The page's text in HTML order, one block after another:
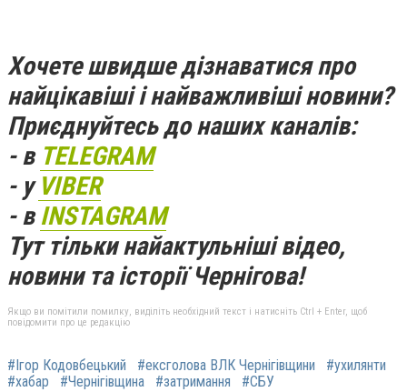
Хочете швидше дізнаватися про
найцікавіші і найважливіші новини?
Приєднуйтесь до наших каналів:
- в TELEGRAM
- у VIBER
- вINSTAGRAM
Тут тільки найактульніші відео,
новини та історії Чернігова!
Якщо ви помітили помилку, виділіть необхідний текст і натисніть Ctrl + Enter, щоб
повідомити про це редакцію
#Ігор Кодовбецький #ексголова ВЛК Чернігівщини
#ухилянти
#хабар
#Чернігівщина #затримання #СБУ